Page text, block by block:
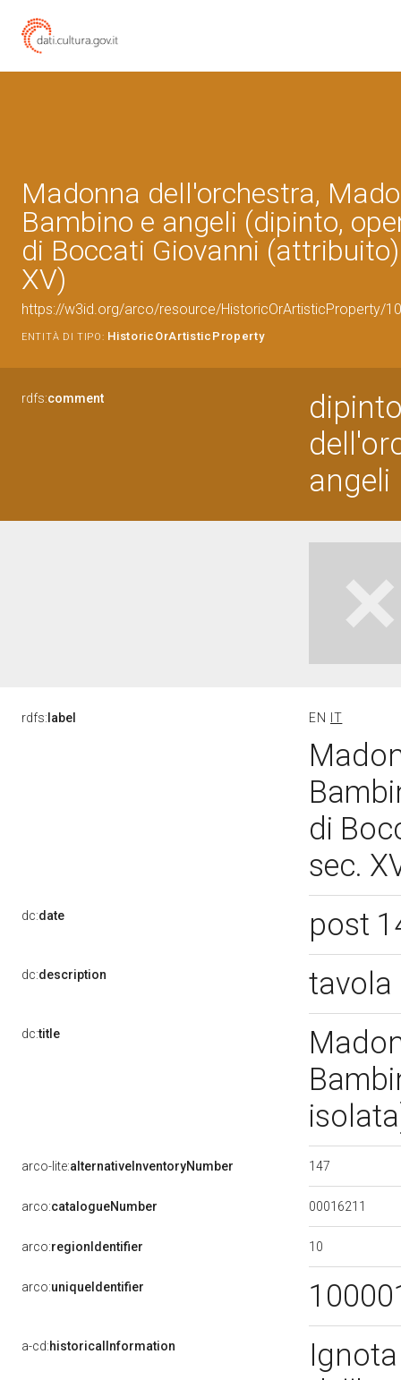
Madonna dell'orchestra,
Bambino e angeli (dipinto,
di Boccati Giovanni
XV)
https://w3id.org/arco/resource/HistoricOrArtisticProperty/
ENTITÀ DI TIPO: HistoricOrArtisticProperty
rdfs:comment
angeli
rdfs: label EN IT
di
sec.
dc:date post
dc:description
dc:title
arco-lite:alternativeInventoryNumber 147
arco:catalogueNumber 00016211
arco:regionIdentifier 10
arco:uniqueIdentifier
a-cd:historicalInformation